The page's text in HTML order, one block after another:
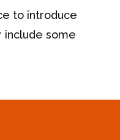
to introduce
include some